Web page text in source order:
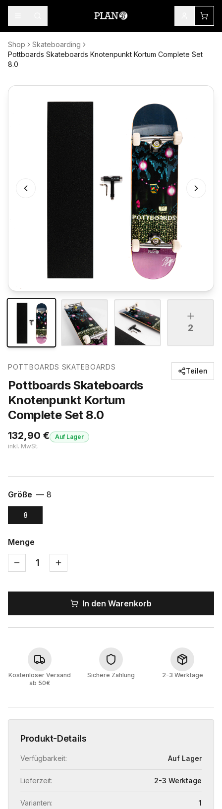
Shop
Skateboarding
Pottboards Skateboards Knotenpunkt Kortum Complete Set
8.0
2
POTTBOARDS SKATEBOARDS
Pottboards Skateboards
Knotenpunkt Kortum
Complete Set 8.0
132,90 €
inkl. MwSt.
Auf Lager
Teilen
Größe — 8
8
Menge
1
In den Warenkorb
Kostenloser Versand
ab 50€
Sichere Zahlung 2-3 Werktage
Produkt-Details
Verfügbarkeit: Auf Lager
Lieferzeit: 2-3 Werktage
Varianten: 1